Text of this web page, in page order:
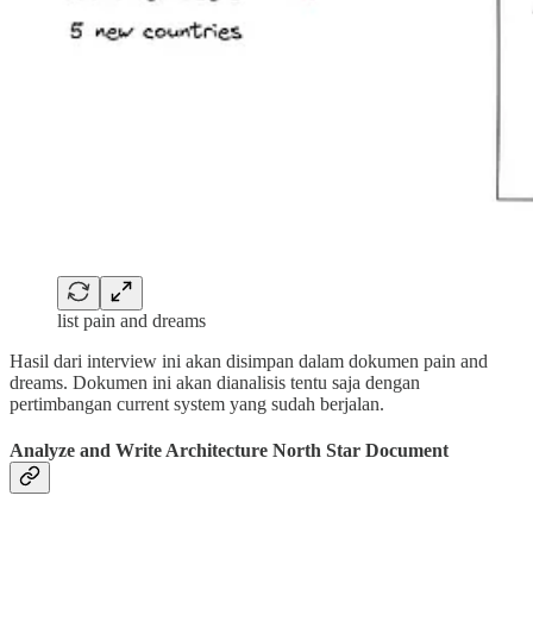
list pain and dreams
Hasil dari interview ini akan disimpan dalam dokumen pain and
dreams. Dokumen ini akan dianalisis tentu saja dengan
pertimbangan current system yang sudah berjalan.
Analyze and Write Architecture North Star Document